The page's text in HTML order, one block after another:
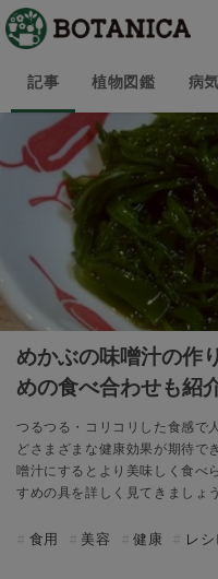
記事 植物図鑑 病
めかぶの味噌汁の作
めの食べ合わせも紹
つるつる・コリコリした食感で
どさまざまな健康効果が期待で
噌汁にするとより美味しく食べ
すめの具を詳しく見てきましょう
食用 美容 健康 レシ